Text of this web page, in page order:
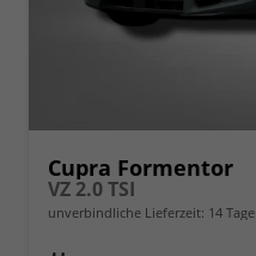
Cupra Formentor
VZ 2.0 TSI
unverbindliche Lieferzeit: 14 Tage